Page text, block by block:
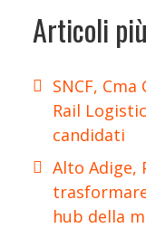
Articoli
SNCF,
Rail
candidati
Alto Adige,
hub della